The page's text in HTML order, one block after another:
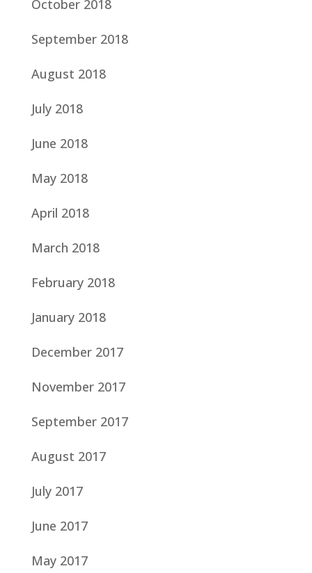
October 2018
September 2018
August 2018
July 2018
June 2018
May 2018
April 2018
March 2018
February 2018
January 2018
December 2017
November 2017
September 2017
August 2017
July 2017
June 2017
May 2017